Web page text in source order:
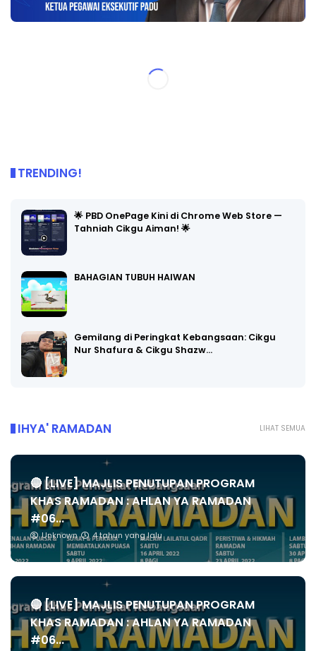
TRENDING!
🌟 PBD OnePage Kini di Chrome Web Store —
Tahniah Cikgu Aiman! 🌟
BAHAGIAN TUBUH HAIWAN
Gemilang di Peringkat Kebangsaan: Cikgu
Nur Shafura & Cikgu Shazw…
LIHAT SEMUA
IHYA' RAMADAN
🔴 [LIVE] MAJLIS PENUTUPAN PROGRAM
KHAS RAMADAN : AHLAN YA RAMADAN
#06...
Unknown 4 tahun yang lalu
🔴 [LIVE] MAJLIS PENUTUPAN PROGRAM
KHAS RAMADAN : AHLAN YA RAMADAN
#06...